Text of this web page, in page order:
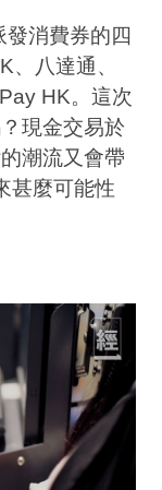
消費券的四
八達通、
HK。這次
現金交易於
潮流又會帶
甚麼可能性